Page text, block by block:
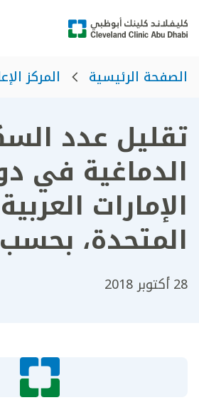
الصفحة الرئيسية المركز
تقليل عدد
الدماغية في
الإمارات العربية
المتحدة، بحسب
28 أكتوبر 2018